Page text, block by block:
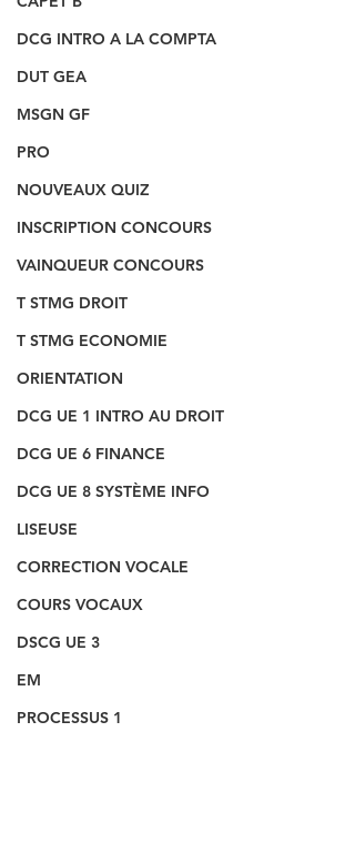
DCG INTRO A LA COMPTA
DUT GEA
MSGN GF
PRO
NOUVEAUX QUIZ
INSCRIPTION CONCOURS
VAINQUEUR CONCOURS
T STMG DROIT
T STMG ECONOMIE
ORIENTATION
DCG UE 1 INTRO AU DROIT
DCG UE 6 FINANCE
DCG UE 8 SYSTÈME INFO
LISEUSE
CORRECTION VOCALE
COURS VOCAUX
DSCG UE 3
EM
PROCESSUS 1